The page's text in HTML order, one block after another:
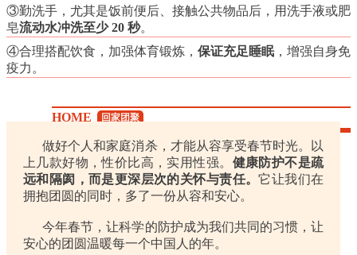
③勤洗手，尤其是饭前便后、接触公共物品后，用洗手液或肥
皂流动水冲洗至少 20 秒。
④合理搭配饮食，加强体育锻炼， 保证充足睡眠，增强自身免
疫力。
HOME 回家团聚
做好个人和家庭消杀，才能从容享受春节时光。以
上几款好物，性价比高，实用性强。 健康防护不是疏
远和隔阂，而是更深层次的关怀与责任。它让我们在
拥抱团圆的同时，多了一份从容和安心。
今年春节，让科学的防护成为我们共同的习惯，让
安心的团圆温暖每一个中国人的年。